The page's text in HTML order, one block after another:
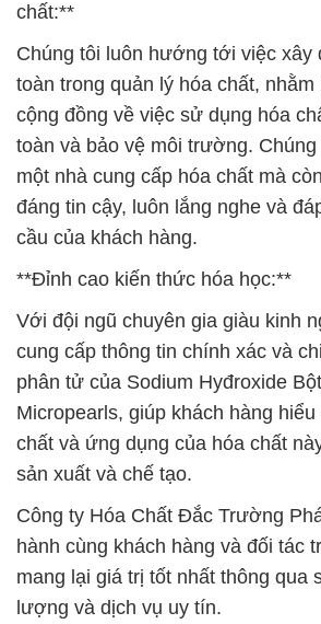
chất:**
Chúng tôi luôn hướng tới việc xây
toàn trong quản lý hóa chất,
cộng đồng về việc sử dụng hóa
toàn và bảo vệ môi trường.
một nhà cung cấp hóa chất mà
đáng tin cậy, luôn lắng nghe và
cầu của khách hàng.
**Đỉnh cao kiến thức hóa học:**
Với đội ngũ chuyên gia giàu kinh
cung cấp thông tin chính xác và
phân tử của Sodium Hyđroxide
Micropearls, giúp khách hàng
chất và ứng dụng của hóa chất
sản xuất và chế tạo.
Công ty Hóa Chất Đắc Trường
hành cùng khách hàng và đối tác
mang lại giá trị tốt nhất thông qua
lượng và dịch vụ uy tín.